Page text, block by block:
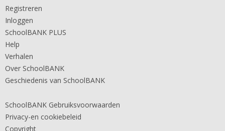
Registreren
Inloggen
SchoolBANK PLUS
Help
Verhalen
Over SchoolBANK
Geschiedenis van SchoolBANK
SchoolBANK Gebruiksvoorwaarden
Privacy-en cookiebeleid
Copyright